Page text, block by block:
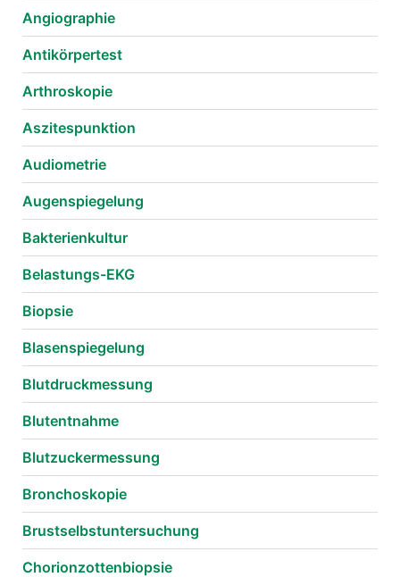
Angiographie
Antikörpertest
Arthroskopie
Aszitespunktion
Audiometrie
Augenspiegelung
Bakterienkultur
Belastungs-EKG
Biopsie
Blasenspiegelung
Blutdruckmessung
Blutentnahme
Blutzuckermessung
Bronchoskopie
Brustselbstuntersuchung
Chorionzottenbiopsie